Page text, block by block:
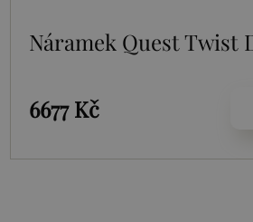
Náramek Quest Twist
6677 Kč